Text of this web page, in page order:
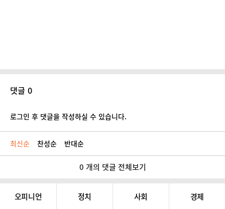
댓글 0
로그인 후 댓글을 작성하실 수 있습니다.
최신순 찬성순 반대순
0 개의 댓글 전체보기
오피니언 정치 사회 경제